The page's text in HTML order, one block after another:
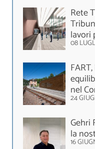
Rete
lavori
08
nel
24
Gehri
la
16